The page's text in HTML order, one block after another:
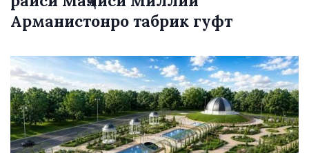
Арманистонро табрик гуфт